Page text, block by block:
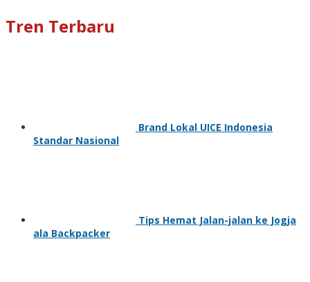
Tren Terbaru
Brand Lokal UICE Indonesia
Standar Nasional
Tips Hemat Jalan-jalan ke Jogja
ala Backpacker